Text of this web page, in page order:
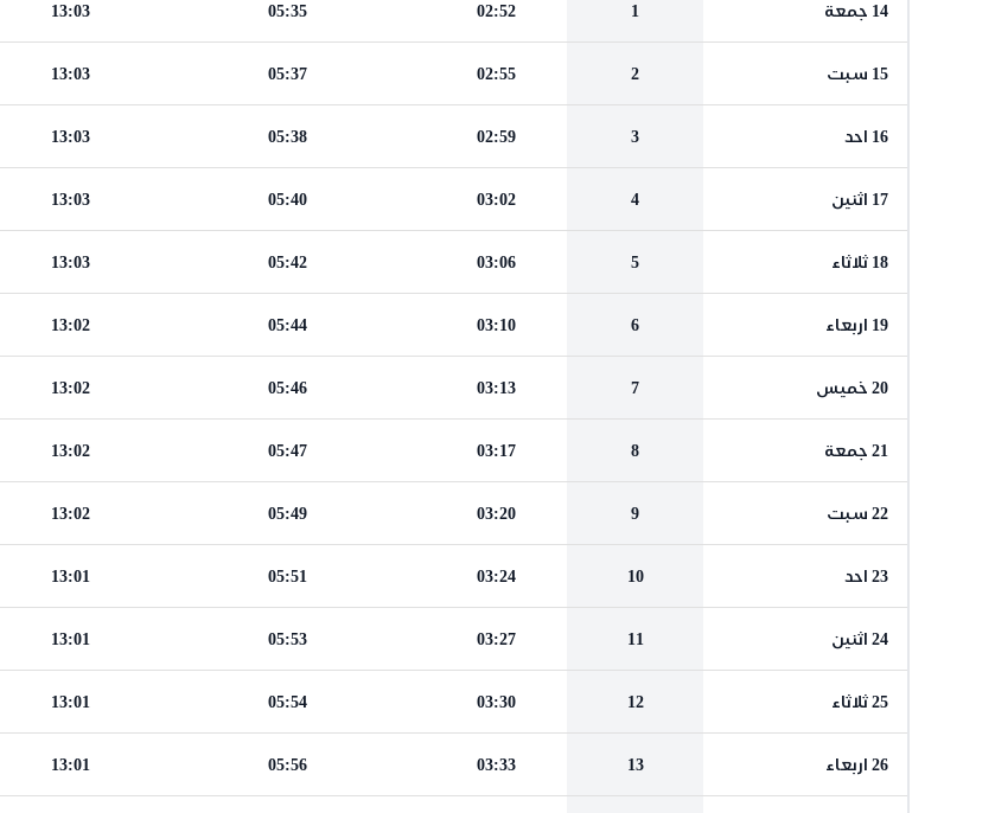
14 جمعة 1
02:52
05:35
13:03
15 سبت 2
02:55
05:37
13:03
16 احد 3
02:59
05:38
13:03
17 اثنين 4
03:02
05:40
13:03
18 ثلاثاء 5
03:06
05:42
13:03
19 اربعاء 6
03:10
05:44
13:02
20 خميس 7
03:13
05:46
13:02
21 جمعة 8
03:17
05:47
13:02
22 سبت 9
03:20
05:49
13:02
23 احد 10
03:24
05:51
13:01
24 اثنين 11
03:27
05:53
13:01
25 ثلاثاء 12
03:30
05:54
13:01
26 اربعاء 13
03:33
05:56
13:01